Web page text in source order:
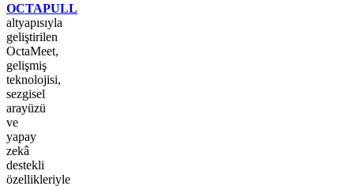
OCTAPULL
altyapısıyla
geliştirilen
OctaMeet,
gelişmiş
teknolojisi,
sezgisel
arayüzü
ve
yapay
zekâ
destekli
özellikleriyle